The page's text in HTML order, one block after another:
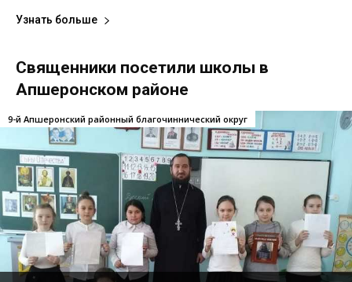
Узнать больше
Священники посетили школы в
Апшеронском районе
9-й Апшеронский районный благочиннический округ